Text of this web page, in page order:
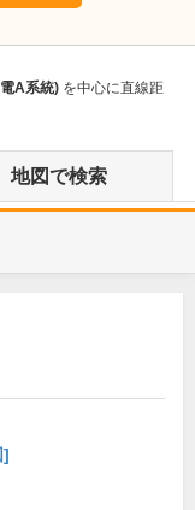
A系統) を中心に直線距
地図で検索
]